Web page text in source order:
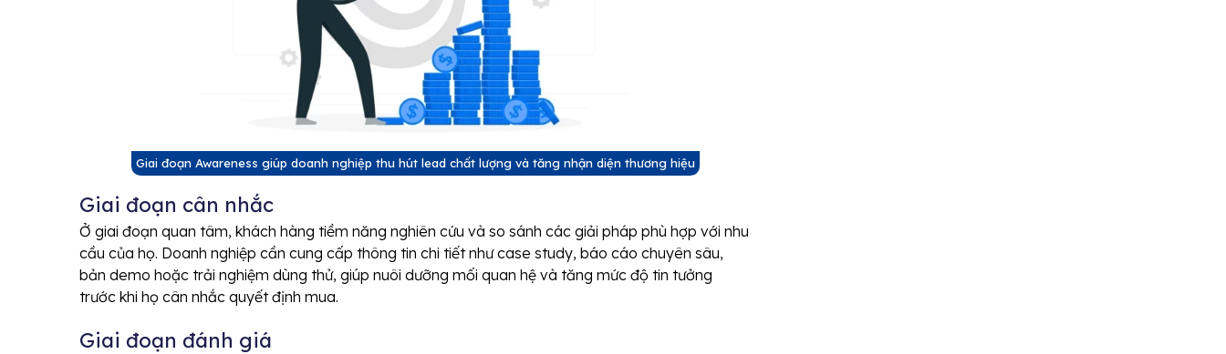
Giai đoạn Awareness giúp doanh nghiệp thu hút lead chất lượng và tăng nhận diện thương hiệu
Giai đoạn cân nhắc
Ở giai đoạn quan tâm, khách hàng tiềm năng nghiên cứu và so sánh các giải pháp phù hợp với nhu
cầu của họ. Doanh nghiệp cần cung cấp thông tin chi tiết như case study, báo cáo chuyên sâu,
bản demo hoặc trải nghiệm dùng thử, giúp nuôi dưỡng mối quan hệ và tăng mức độ tin tưởng
trước khi họ cân nhắc quyết định mua.
Giai đoạn đánh giá